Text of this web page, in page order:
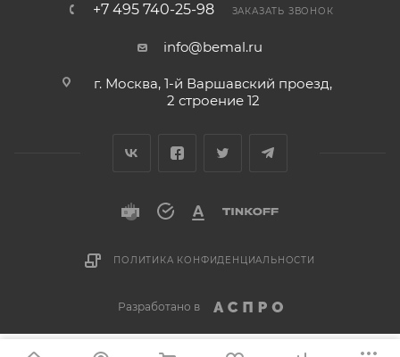
+7 495 740-25-98 ЗАКАЗАТЬ ЗВОНОК
info@bemal.ru
г. Москва, 1-й Варшавский проезд,
2 строение 12
ПОЛИТИКА КОНФИДЕНЦИАЛЬНОСТИ
Разработано в